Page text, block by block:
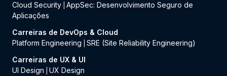
Cloud Security AppSec: Desenvolvimento Seguro de
Aplicações
Carreiras de DevOps & Cloud
Platform Engineering
SRE (Site Reliability Engineering)
Carreiras de UX & UI
UI Design
UX Design